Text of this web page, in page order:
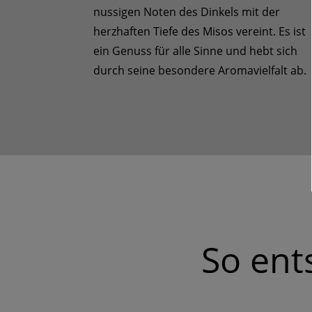
nussigen Noten des Dinkels mit der
herzhaften Tiefe des Misos vereint. Es ist
ein Genuss für alle Sinne und hebt sich
durch seine besondere Aromavielfalt ab.
So